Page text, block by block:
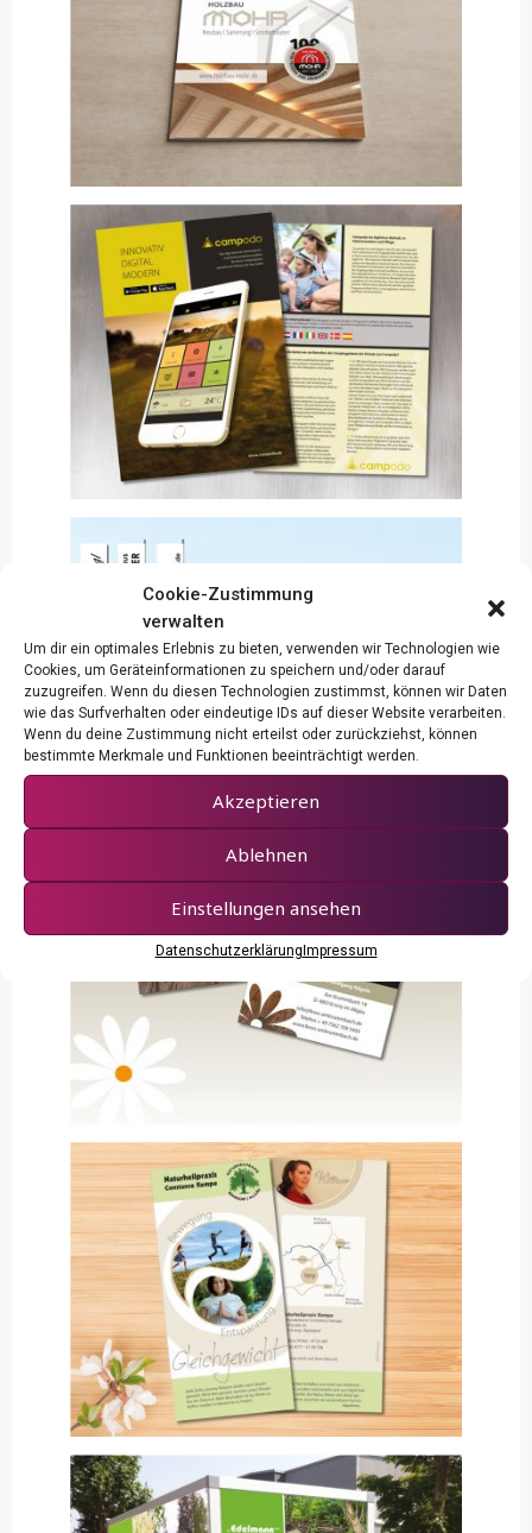
Cookie-Zustimmung
verwalten
Um dir ein optimales Erlebnis zu bieten, verwenden wir Technologien wie
Cookies, um Geräteinformationen zu speichern und/oder darauf
zuzugreifen. Wenn du diesen Technologien zustimmst, können wir Daten
wie das Surfverhalten oder eindeutige IDs auf dieser Website verarbeiten.
Wenn du deine Zustimmung nicht erteilst oder zurückziehst, können
bestimmte Merkmale und Funktionen beeinträchtigt werden.
Akzeptieren
Ablehnen
Einstellungen ansehen
DatenschutzerklärungImpressum